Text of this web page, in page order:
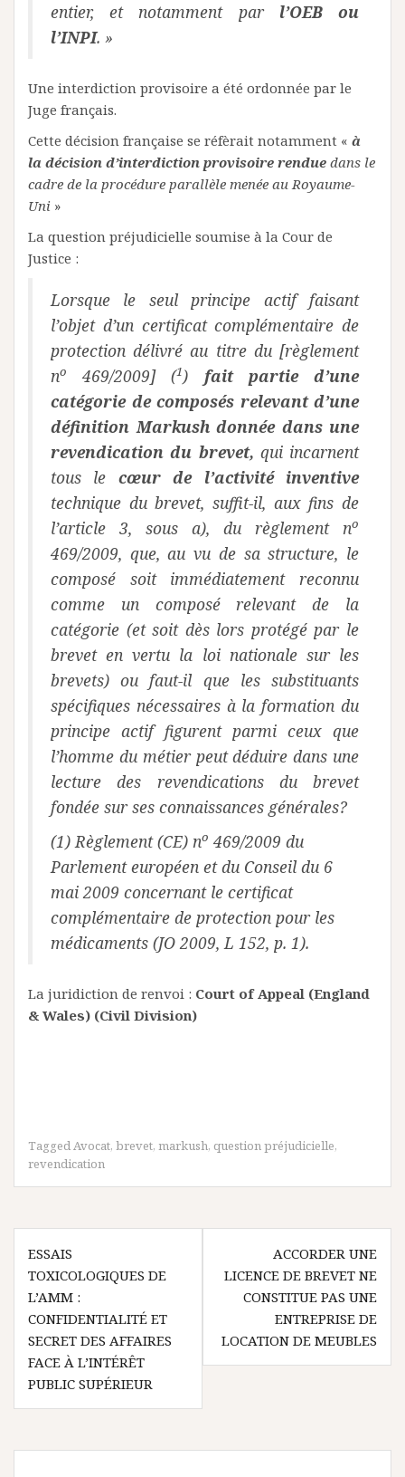
entier, et notamment parl’OEB ou
l’INPI. »
Une interdiction provisoire a été ordonnée par le
Juge français.
Cette décision française se réfèrait notamment « à
la décision d’interdiction provisoire rendue dans le
cadre de la procédure parallèle menée au Royaume-
Uni »
La question préjudicielle soumise à la Cour de
Justice :
Lorsque le seul principe actif faisant
l’objet d’un certificat complémentaire de
protection délivré au titre du [règlement
no 469/2009] (1) fait partie d’une
catégorie de composés relevant d’une
définition Markush donnée dans une
revendication du brevet, qui incarnent
tous le cœur de l’activité inventive
technique du brevet, suffit-il, aux fins de
l’article 3, sous a), du règlement no
469/2009, que, au vu de sa structure, le
composé soit immédiatement reconnu
comme un composé relevant de la
catégorie (et soit dès lors protégé par le
brevet en vertu la loi nationale sur les
brevets) ou faut-il que les substituants
spécifiques nécessaires à la formation du
principe actif figurent parmi ceux que
l’homme du métier peut déduire dans une
lecture des revendications du brevet
fondée sur ses connaissances générales?
(1) Règlement (CE) no 469/2009 du
Parlement européen et du Conseil du 6
mai 2009 concernant le certificat
complémentaire de protection pour les
médicaments (JO 2009, L 152, p. 1).
La juridiction de renvoi : Court of Appeal (England
& Wales) (Civil Division)
TaggedAvocat, brevet, markush, question préjudicielle,
revendication
Navigation
de
l’article
ESSAIS
TOXICOLOGIQUES DE
L’AMM :
CONFIDENTIALITÉ ET
SECRET DES AFFAIRES
FACE À L’INTÉRÊT
PUBLIC SUPÉRIEUR
ACCORDER UNE
LICENCE DE BREVET NE
CONSTITUE PAS UNE
ENTREPRISE DE
LOCATION DE MEUBLES